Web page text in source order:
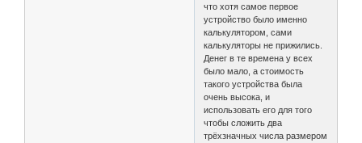
что хотя самое первое
устройство было именно
калькулятором, сами
калькуляторы не прижились.
Денег в те времена у всех
было мало, а стоимость
такого устройства была
очень высока, и
использовать его для того
чтобы сложить два
трёхзначных числа размером